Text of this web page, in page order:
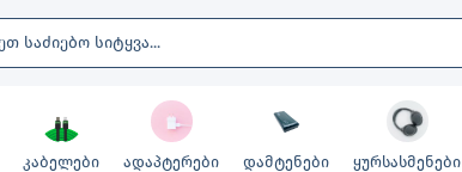
კაბელები ადაპტერები დამტენები ყურსასმენები